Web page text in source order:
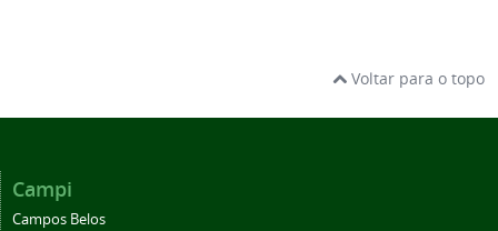
Voltar para o topo
Campi
Campos Belos